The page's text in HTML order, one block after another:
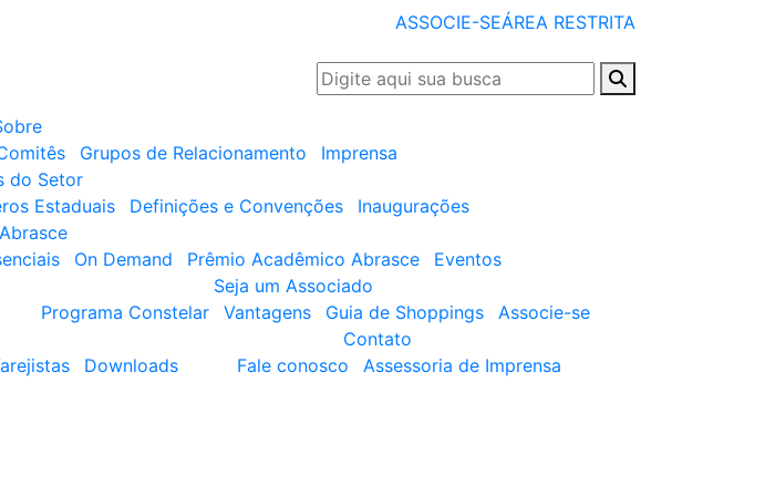
ASSOCIE-SEÁREA RESTRITA
Grupos de Relacionamento
Imprensa
do Setor
Estaduais Definições e Convenções
Inaugurações
On Demand Prêmio Acadêmico Abrasce
Eventos
Seja um Associado
Programa Constelar
Vantagens Guia de Shoppings
Associe-se
Downloads
Contato
Fale conosco
Assessoria de Imprensa